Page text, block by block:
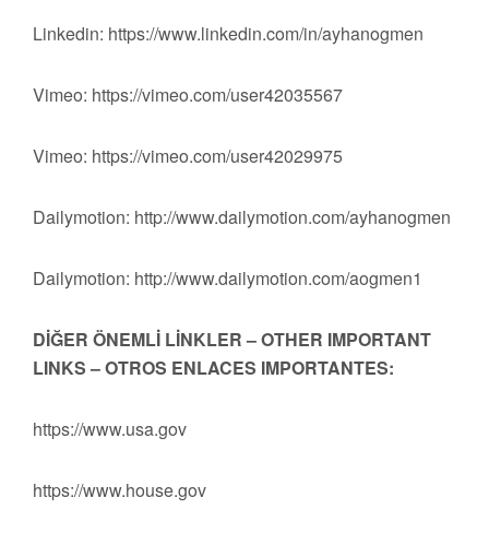
Linkedin: https://www.linkedin.com/in/ayhanogmen
Vimeo: https://vimeo.com/user42035567
Vimeo: https://vimeo.com/user42029975
Dailymotion: http://www.dailymotion.com/ayhanogmen
Dailymotion: http://www.dailymotion.com/aogmen1
DİĞER ÖNEMLİ LİNKLER – OTHER IMPORTANT
LINKS – OTROS ENLACES IMPORTANTES:
https://www.usa.gov
https://www.house.gov